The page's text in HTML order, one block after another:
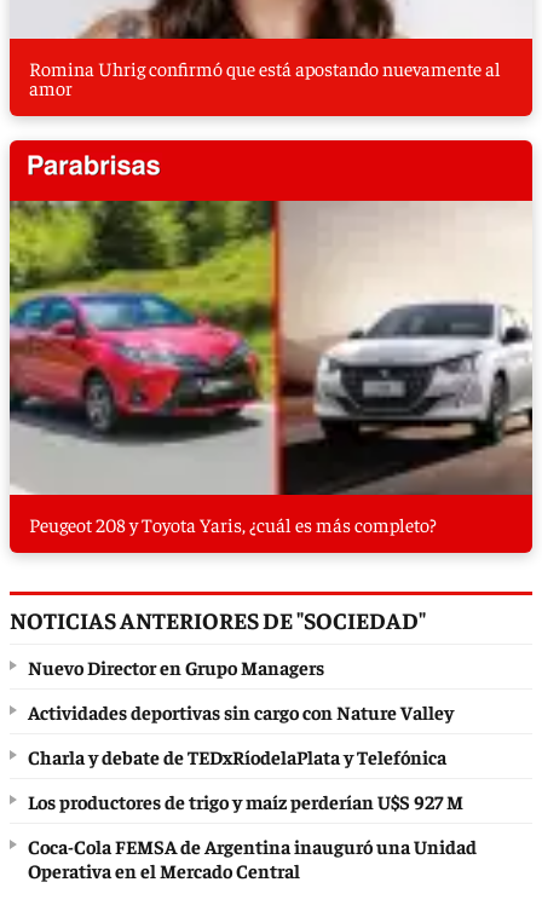
Romina Uhrig confirmó que está apostando nuevamente al
amor
Peugeot 208 y Toyota Yaris, ¿cuál es más completo?
NOTICIAS ANTERIORES DE "SOCIEDAD"
Nuevo Director en Grupo Managers
Actividades deportivas sin cargo con Nature Valley
Charla y debate de TEDxRíodelaPlata y Telefónica
Los productores de trigo y maíz perderían U$S 927 M
Coca-Cola FEMSA de Argentina inauguró una Unidad
Operativa en el Mercado Central